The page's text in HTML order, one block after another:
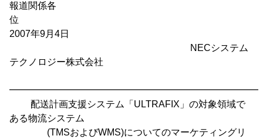
報道関係各
位
2007年9月4日
NECシステム
テクノロジー株式会社
配送計画支援システム「ULTRAFIX」の対象領域で
ある物流システム
(TMSおよびWMS)についてのマーケティングリ